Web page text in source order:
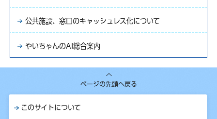
公共施設、窓口のキャッシュレス化について
やいちゃんのAI総合案内
ページの先頭へ戻る
このサイトについて